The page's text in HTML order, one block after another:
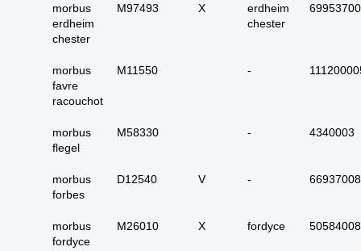
20. alle metastasen
23. tractus digestivus
uitgebreid (incl lever,
24. dunne darm totaal
morbus
erdheim
chester
M97493 X
erdheim
chester
morbus
favre
racouchot
M11550 -
morbus
flegel
M58330 - 4340003
morbus
forbes
D12540 V - 66937008
morbus
fordyce
M26010 X fordyce 50584008